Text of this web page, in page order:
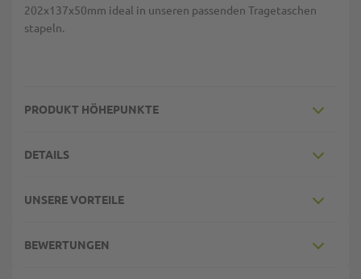
202x137x50mm ideal in unseren passenden Tragetaschen
stapeln.
PRODUKT HÖHEPUNKTE
DETAILS
UNSERE VORTEILE
BEWERTUNGEN